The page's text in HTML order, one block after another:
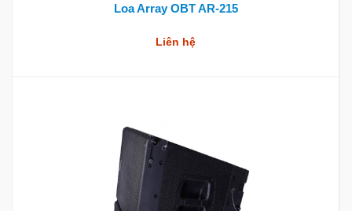
Loa Array OBT AR-215
Liên hệ